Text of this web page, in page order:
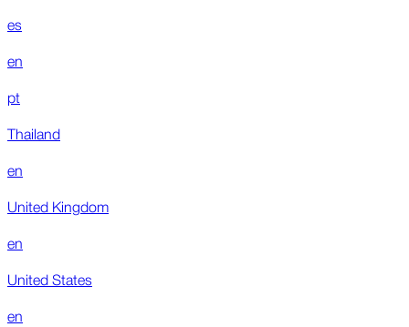
es
en
pt
Thailand
en
United Kingdom
en
United States
en